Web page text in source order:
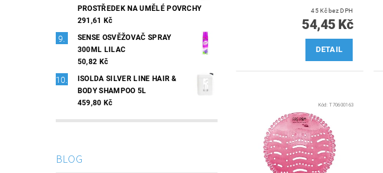
PROSTŘEDEK NA UMĚLÉ POVRCHY
291,61 Kč
SENSE OSVĚŽOVAČ SPRAY
300ML LILAC
50,82 Kč
ISOLDA SILVER LINE HAIR &
BODY SHAMPOO 5L
459,80 Kč
BLOG
45 Kč bez DPH
54,45 Kč
DETAIL
Kód:T70600163